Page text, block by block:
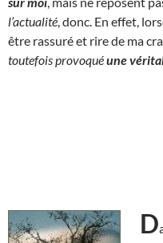
l’actualité , donc. En effet,
être rassuré et rire de ma
toutefois provoquéune
D